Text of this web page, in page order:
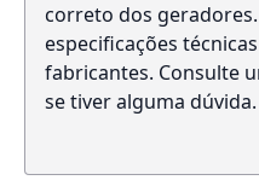
correto dos
especificações
fabricantes. Consulte
se tiver alguma dúvida.